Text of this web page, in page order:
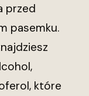
przed
pasemku.
które